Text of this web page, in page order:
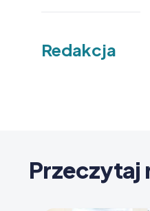
Redakcja
Przeczytaj